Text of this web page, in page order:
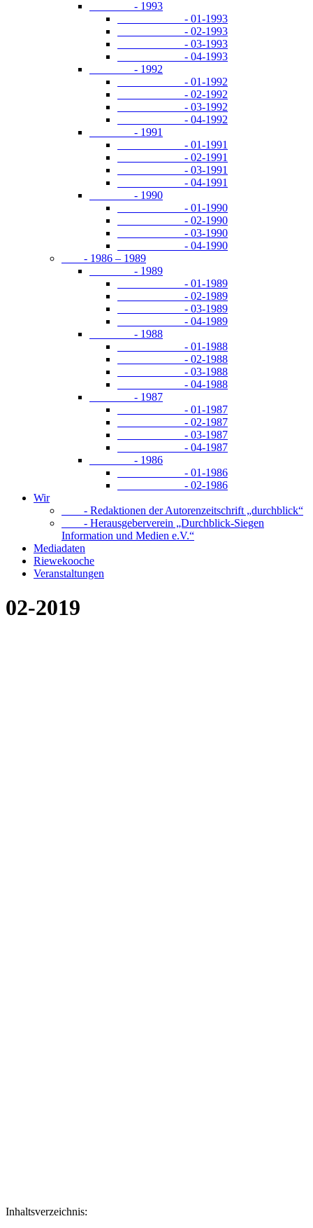
- 1993
- 01-1993
- 02-1993
- 03-1993
- 04-1993
- 1992
- 01-1992
- 02-1992
- 03-1992
- 04-1992
- 1991
- 01-1991
- 02-1991
- 03-1991
- 04-1991
- 1990
- 01-1990
- 02-1990
- 03-1990
- 04-1990
- 1986 – 1989
- 1989
- 01-1989
- 02-1989
- 03-1989
- 04-1989
- 1988
- 01-1988
- 02-1988
- 03-1988
- 04-1988
- 1987
- 01-1987
- 02-1987
- 03-1987
- 04-1987
- 1986
- 01-1986
- 02-1986
Wir
- Redaktionen der Autorenzeitschrift „durchblick“
- Herausgeberverein „Durchblick-Siegen
Information und Medien e.V.“
Mediadaten
Riewekooche
Veranstaltungen
02-2019
Inhaltsverzeichnis: